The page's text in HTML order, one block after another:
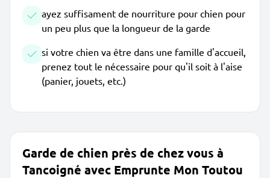
ayez suffisament de nourriture pour chien pour
un peu plus que la longueur de la garde
si votre chien va être dans une famille d'accueil,
prenez tout le nécessaire pour qu'il soit à l'aise
(panier, jouets, etc.)
Garde de chien près de chez vous à
Tancoigné avec Emprunte Mon Toutou